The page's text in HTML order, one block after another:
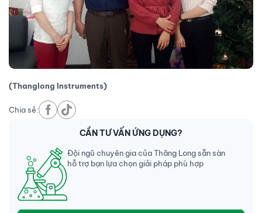
(Thanglong Instruments)
Chia sẻ:
CẦN TƯ VẤN ỨNG DỤNG?
Đội ngũ chuyên gia của Thăng Long sẵn sàn
hỗ trợ bạn lựa chọn giải pháp phù hợp